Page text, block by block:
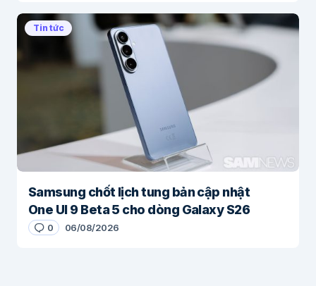
Tin tức
Samsung chốt lịch tung bản cập nhật
One UI 9 Beta 5 cho dòng Galaxy S26
0 06/08/2026